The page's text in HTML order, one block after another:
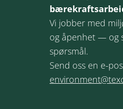
Vi jobber med
og åpenhet — og
spørsmål.
Send oss en e-